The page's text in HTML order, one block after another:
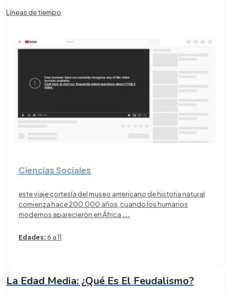
Líneas de tiempo
Ciencias Sociales
este viaje cortesía del museo americano de historia natural
comienza hace 200.000 años, cuando los humanos
modernos aparecieron en África ...
Edades: 6 a 11
La Edad Media: ¿Qué Es El Feudalismo?